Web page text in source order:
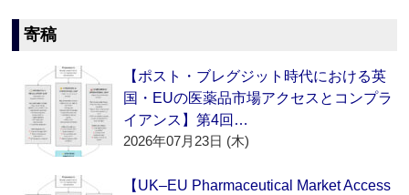
寄稿
【ポスト・ブレグジット時代における英
国・EUの医薬品市場アクセスとコンプラ
イアンス】第4回…
2026年07月23日 (木)
【UK–EU Pharmaceutical Market Access